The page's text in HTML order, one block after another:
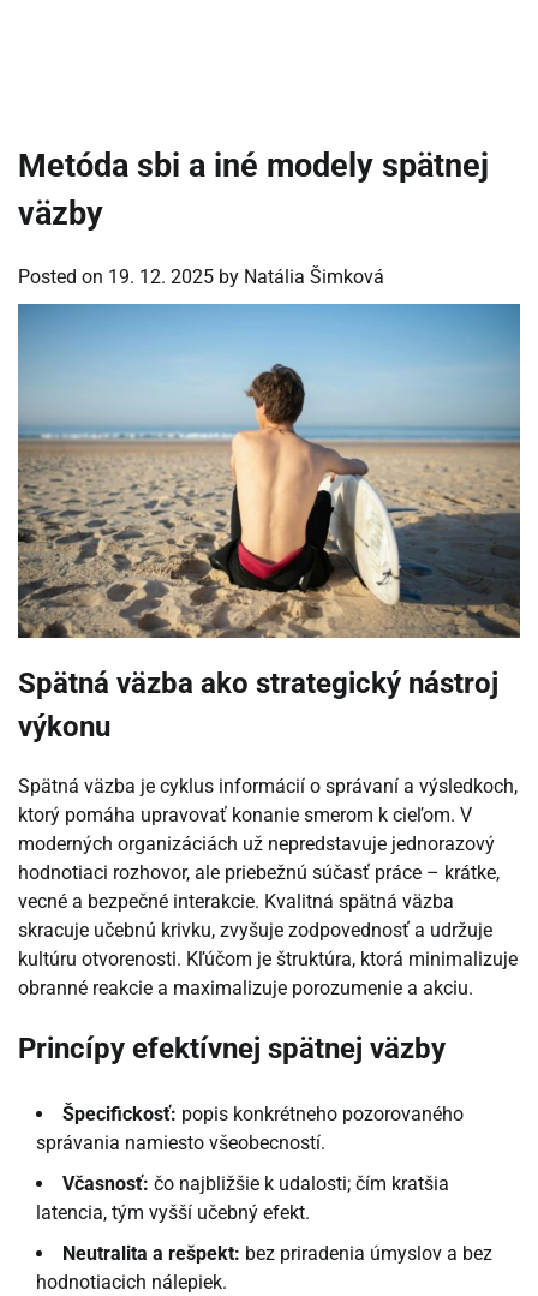
Metóda sbi a iné modely spätnej
väzby
Posted on 19. 12. 2025 by Natália Šimková
Spätná väzba ako strategický nástroj
výkonu
Spätná väzba je cyklus informácií o správaní a výsledkoch,
ktorý pomáha upravovať konanie smerom k cieľom. V
moderných organizáciách už nepredstavuje jednorazový
hodnotiaci rozhovor, ale priebežnú súčasť práce – krátke,
vecné a bezpečné interakcie. Kvalitná spätná väzba
skracuje učebnú krivku, zvyšuje zodpovednosť a udržuje
kultúru otvorenosti. Kľúčom je štruktúra, ktorá minimalizuje
obranné reakcie a maximalizuje porozumenie a akciu.
Princípy efektívnej spätnej väzby
Špecifickosť: popis konkrétneho pozorovaného
správania namiesto všeobecností.
Včasnosť: čo najbližšie k udalosti; čím kratšia
latencia, tým vyšší učebný efekt.
Neutralita a rešpekt: bez priradenia úmyslov a bez
hodnotiacich nálepiek.